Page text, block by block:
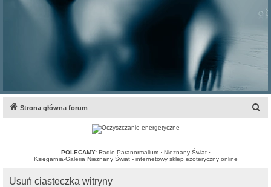
Strona główna forum
POLECAMY: Radio Paranormalium· Nieznany Świat·
Księgarnia-Galeria Nieznany Świat - internetowy sklep ezoteryczny online
Usuń ciasteczka witryny